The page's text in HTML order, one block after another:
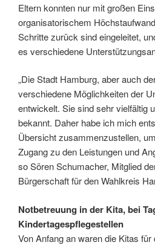
Eltern konnten nur mit großen
organisatorischem
Schritte zurück sind eingeleitet,
es verschiedene
„Die Stadt Hamburg, aber auch
verschiedene Möglichkeiten der
entwickelt. Sie sind sehr vielfältig
bekannt. Daher habe ich mich
Übersicht zusammenzustellen,
Zugang zu den Leistungen und
so Sören Schumacher, Mitglied
Bürgerschaft für den Wahlkreis
Notbetreuung in der Kita, bei
Kindertagespflegestellen
Von Anfang an waren die Kitas für